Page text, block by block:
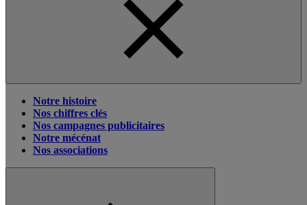
Notre histoire
Nos chiffres clés
Nos campagnes publicitaires
Notre mécénat
Nos associations